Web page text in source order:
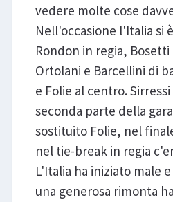
vedere molte cose
Nell'occasione l'Italia si
Rondon in regia,
Ortolani e Barcellini di
e Folie al centro.
seconda parte della
sostituito Folie, nel
nel tie-break in regia
L'Italia ha iniziato male
una generosa rimonta